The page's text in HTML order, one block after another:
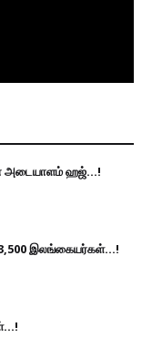
அடையாளம் ஹஜ்...!
இலங்கையர்கள்...!